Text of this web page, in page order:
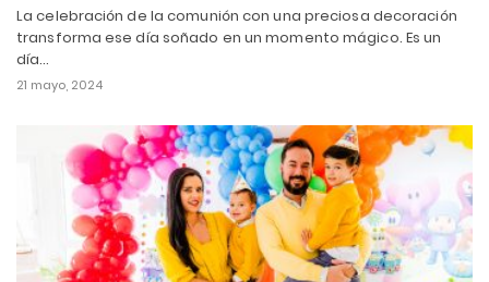
La celebración de la comunión con una preciosa decoración
transforma ese día soñado en un momento mágico. Es un
día…
21 mayo, 2024